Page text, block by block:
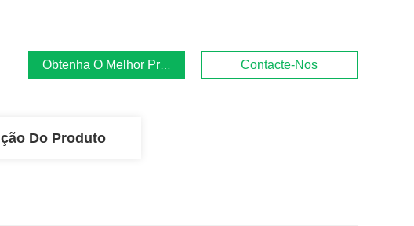
Obtenha O Melhor Preço Contacte-Nos
Do Produto